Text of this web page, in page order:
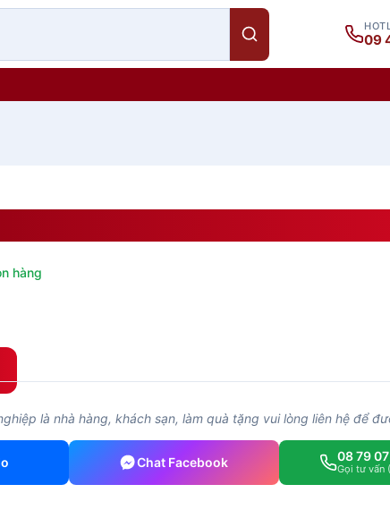
09
hàng
là nhà hàng, khách sạn, làm quà tặng vui lòng liên hệ để
Chat Facebook 08 79
Gọi tư vấn